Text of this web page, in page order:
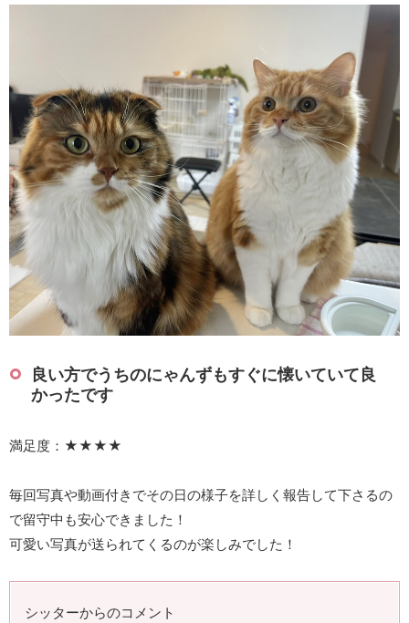
良い方でうちのにゃんずもすぐに懐いていて良
かったです
満足度：★★★★
毎回写真や動画付きでその日の様子を詳しく報告して下さるの
で留守中も安心できました！
可愛い写真が送られてくるのが楽しみでした！
シッターからのコメント